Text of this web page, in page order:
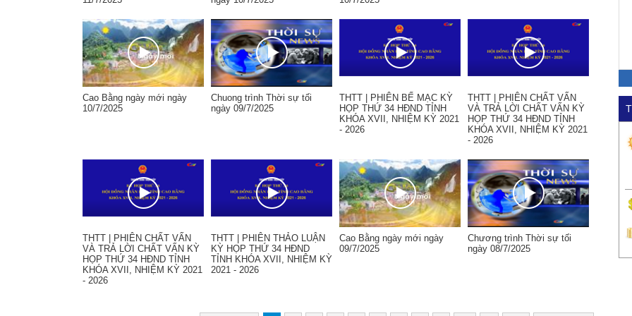
Cao Bằng ngày mới ngày
10/7/2025
Chuong trình Thời sự tối
ngày 09/7/2025
THTT | PHIÊN BẾ MẠC KỲ
HỌP THỨ 34 HĐND TỈNH
KHÓA XVII, NHIỆM KỲ 2021
- 2026
THTT | PHIÊN CHẤT VẤN
VÀ TRẢ LỜI CHẤT VẤN KỲ
HỌP THỨ 34 HĐND TỈNH
KHÓA XVII, NHIỆM KỲ 2021
- 2026
THTT | PHIÊN CHẤT VẤN
VÀ TRẢ LỜI CHẤT VẤN KỲ
HỌP THỨ 34 HĐND TỈNH
KHÓA XVII, NHIỆM KỲ 2021
- 2026
THTT | PHIÊN THẢO LUẬN
KỲ HỌP THỨ 34 HĐND
TỈNH KHÓA XVII, NHIỆM KỲ
2021 - 2026
Cao Bằng ngày mới ngày
09/7/2025
Chương trình Thời sự tối
ngày 08/7/2025